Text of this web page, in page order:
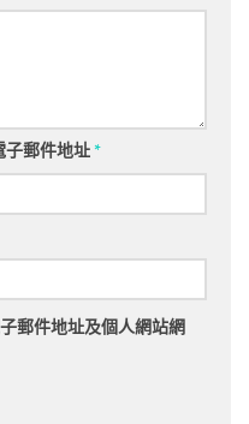
子郵件地址*
郵件地址及個人網站網